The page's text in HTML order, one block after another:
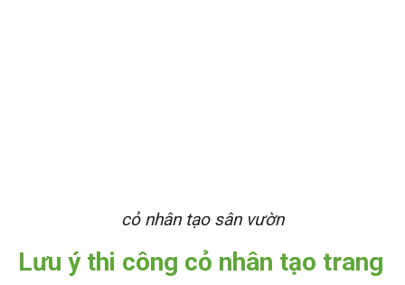
cỏ nhân tạo sân vườn
Lưu ý thi công cỏ nhân tạo trang